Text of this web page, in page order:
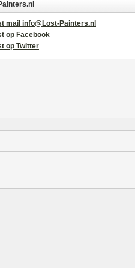
mail info@Lost-Painters.nl
op Facebook
op Twitter